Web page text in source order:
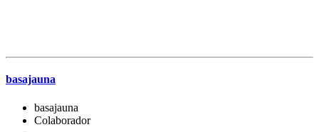
basajauna
basajauna
Colaborador